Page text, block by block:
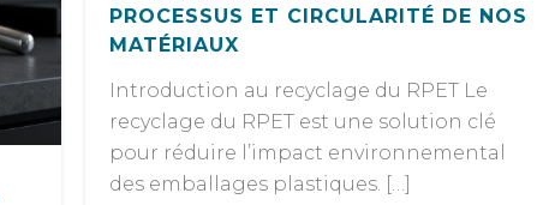
PROCESSUS ET CIRCULARITÉ DE NOS
MATÉRIAUX
Introduction au recyclage du RPET Le
recyclage du RPET est une solution clé
pour réduire l’impact environnemental
des emballages plastiques. […]